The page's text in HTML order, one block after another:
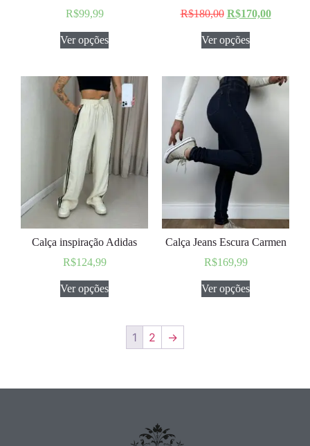
R$99,99
Ver opções
R$180,00 R$170,00
Ver opções
Calça inspiração Adidas
R$124,99
Ver opções
Calça Jeans Escura Carmen
R$169,99
Ver opções
1 2 →